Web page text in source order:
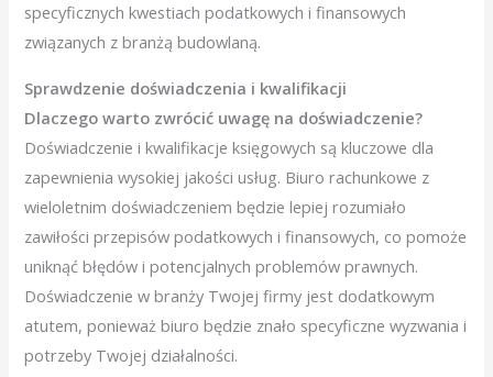
specyficznych kwestiach podatkowych i finansowych
związanych z branżą budowlaną.
Sprawdzenie doświadczenia i kwalifikacji
Dlaczego warto zwrócić uwagę na doświadczenie?
Doświadczenie i kwalifikacje księgowych są kluczowe dla
zapewnienia wysokiej jakości usług. Biuro rachunkowe z
wieloletnim doświadczeniem będzie lepiej rozumiało
zawiłości przepisów podatkowych i finansowych, co pomoże
uniknąć błędów i potencjalnych problemów prawnych.
Doświadczenie w branży Twojej firmy jest dodatkowym
atutem, ponieważ biuro będzie znało specyficzne wyzwania i
potrzeby Twojej działalności.